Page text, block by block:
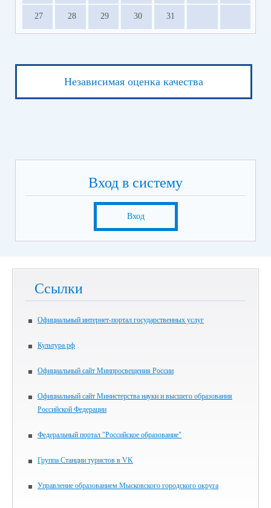
27 28 29 30 31
Независимая оценка качества
Вход в систему
Вход
Ссылки
Официальный интернет-портал государственных услуг
Культура.рф
Официальный сайт Минпросвещения России
Официальный сайт Министерства науки и высшего образования
Российской Федерации
Федеральный портал "Российское образование"
Группа Станции туристов в VK
Управление образованием Мысковского городского округа